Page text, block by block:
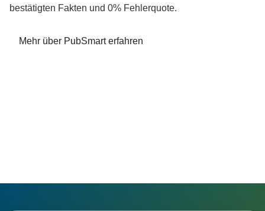
bestätigten Fakten und 0% Fehlerquote.
Mehr über PubSmart erfahren